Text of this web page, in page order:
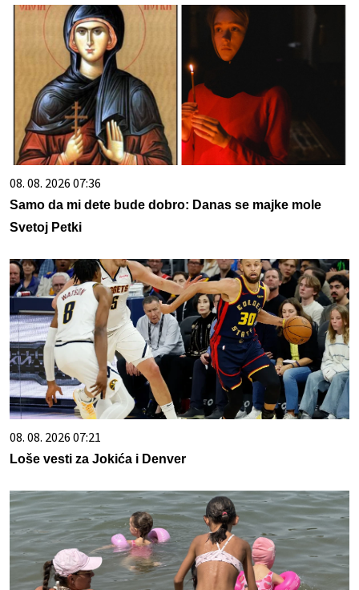
08. 08. 2026 07:36
Samo da mi dete bude dobro: Danas se majke mole
Svetoj Petki
08. 08. 2026 07:21
Loše vesti za Jokića i Denver